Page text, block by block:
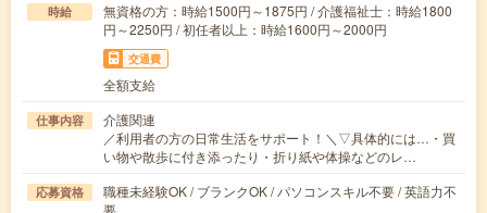
時給
無資格の方：時給1500円～1875円 / 介護福祉士：時給1800
円～2250円 / 初任者以上：時給1600円～2000円
交通費
全額支給
仕事内容
介護関連
／利用者の方の日常生活をサポート！＼▽具体的には…・買
い物や散歩に付き添ったり・折り紙や体操などのレ…
応募資格
職種未経験OK / ブランクOK / パソコンスキル不要 / 英語力不